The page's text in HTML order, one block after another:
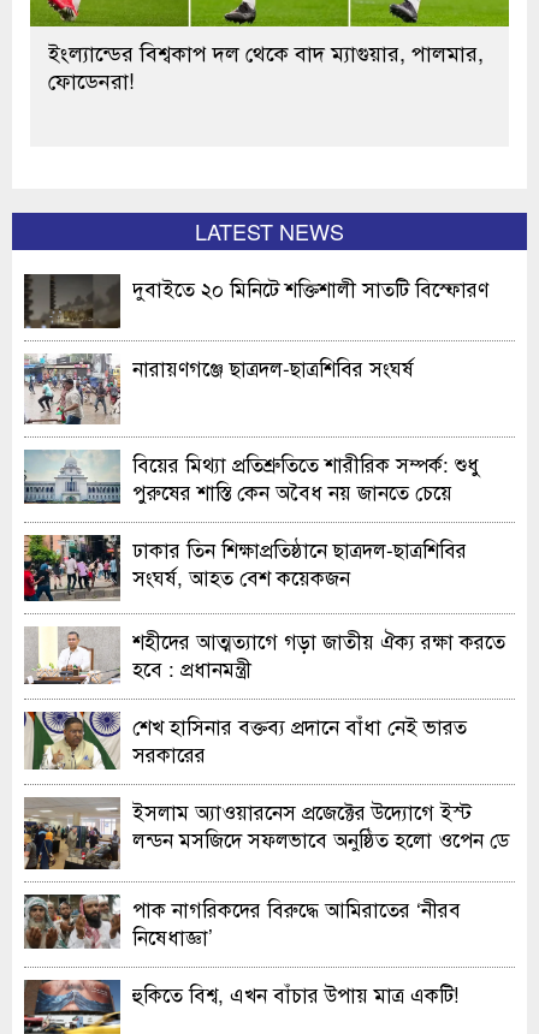
ইংল্যান্ডের বিশ্বকাপ দল থেকে বাদ ম্যাগুয়ার, পালমার,
ফোডেনরা!
LATEST NEWS
দুবাইতে ২০ মিনিটে শক্তিশালী সাতটি বিস্ফোরণ
নারায়ণগঞ্জে ছাত্রদল-ছাত্রশিবির সংঘর্ষ
বিয়ের মিথ্যা প্রতিশ্রুতিতে শারীরিক সম্পর্ক: শুধু
পুরুষের শাস্তি কেন অবৈধ নয় জানতে চেয়ে
হাইকোর্টের রুল
ঢাকার তিন শিক্ষাপ্রতিষ্ঠানে ছাত্রদল-ছাত্রশিবির
সংঘর্ষ, আহত বেশ কয়েকজন
শহীদের আত্মত্যাগে গড়া জাতীয় ঐক্য রক্ষা করতে
হবে : প্রধানমন্ত্রী
শেখ হাসিনার বক্তব্য প্রদানে বাঁধা নেই ভারত
সরকারের
ইসলাম অ্যাওয়ারনেস প্রজেক্টের উদ্যোগে ইস্ট
লন্ডন মসজিদে সফলভাবে অনুষ্ঠিত হলো ওপেন ডে
পাক নাগরিকদের বিরুদ্ধে আমিরাতের ‘নীরব
নিষেধাজ্ঞা’
হুকিতে বিশ্ব, এখন বাঁচার উপায় মাত্র একটি!